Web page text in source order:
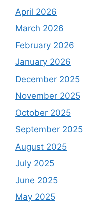
April 2026
March 2026
February 2026
January 2026
December 2025
November 2025
October 2025
September 2025
August 2025
July 2025
June 2025
May 2025